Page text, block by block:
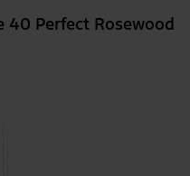
40 Perfect Rosewood